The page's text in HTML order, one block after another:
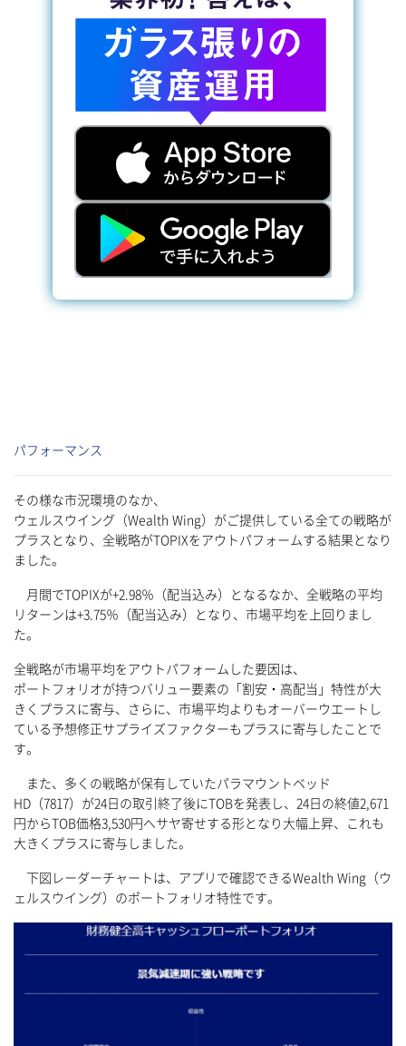
パフォーマンス
その様な市況環境のなか、
ウェルスウイング（Wealth Wing）がご提供している全ての戦略が
プラスとなり、全戦略がTOPIXをアウトパフォームする結果となり
ました。
月間でTOPIXが+2.98％（配当込み）となるなか、全戦略の平均
リターンは+3.75％（配当込み）となり、市場平均を上回りまし
た。
全戦略が市場平均をアウトパフォームした要因は、
ポートフォリオが持つバリュー要素の「割安・高配当」特性が大
きくプラスに寄与、さらに、市場平均よりもオーバーウエートし
ている予想修正サプライズファクターもプラスに寄与したことで
す。
また、多くの戦略が保有していたパラマウントベッド
HD（7817）が24日の取引終了後にTOBを発表し、24日の終値2,671
円からTOB価格3,530円へサヤ寄せする形となり大幅上昇、これも
大きくプラスに寄与しました。
下図レーダーチャートは、アプリで確認できるWealth Wing（ウ
ェルスウイング）のポートフォリオ特性です。